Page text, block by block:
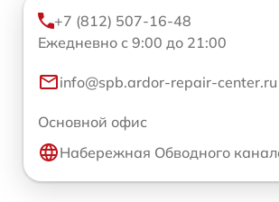
+7 (812) 507-16-48
Ежедневно с 9:00 до 21:00
info@spb.ardor-repair-center.ru
Основной офис
Набережная Обводного